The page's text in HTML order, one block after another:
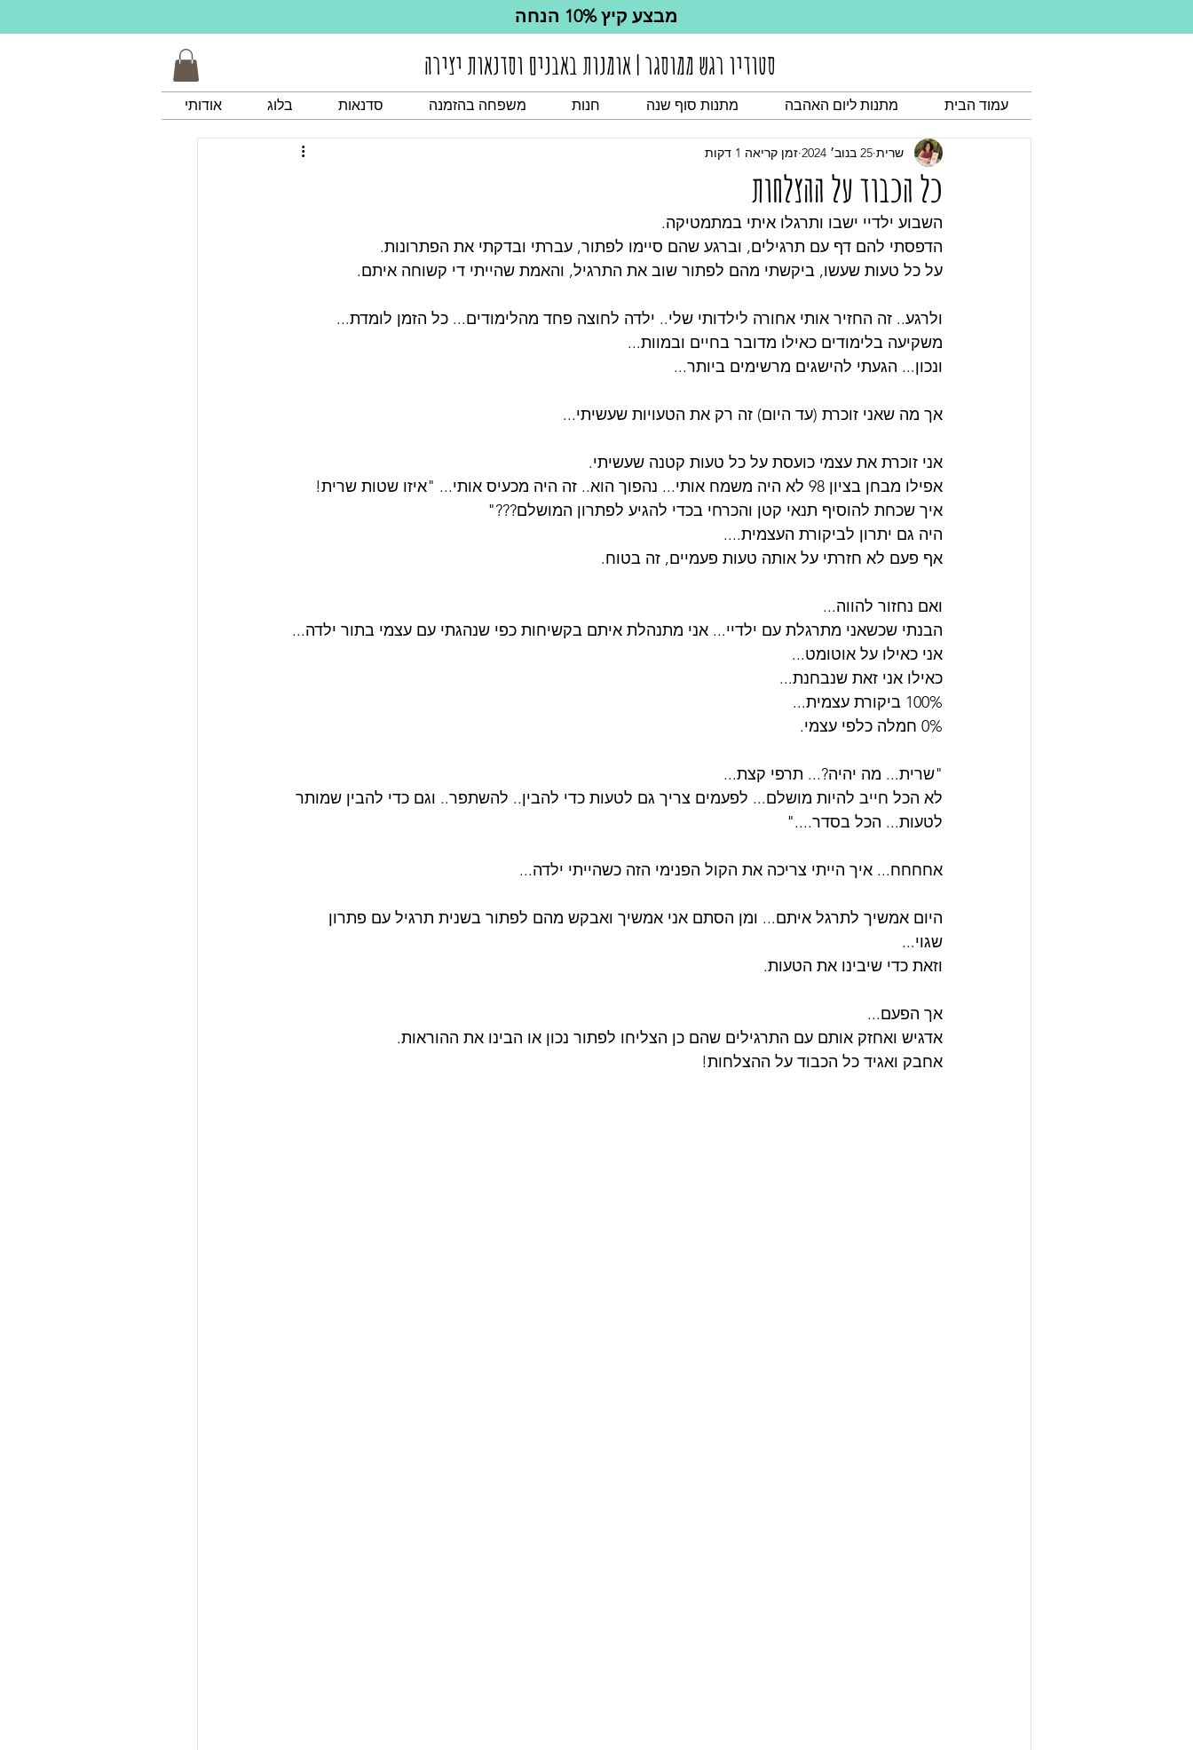
מבצע קיץ 10% הנחה
סטודיו רגש ממוסגר | אומנות באבנים וסדנאות יצירה
עמוד הבית מתנות ליום האהבה מתנות סוף שנה חנות משפחה בהזמנה סדנאות בלוג אודותי
כל הכבוד על ההצלחות
שרית 25 בנוב׳ 2024 זמן קריאה 1 דקות
השבוע ילדיי ישבו ותרגלו איתי במתמטיקה.
הדפסתי להם דף עם תרגילים, וברגע שהם סיימו לפתור, עברתי ובדקתי את הפתרונות.
על כל טעות שעשו, ביקשתי מהם לפתור שוב את התרגיל, והאמת שהייתי די קשוחה איתם.
ולרגע.. זה החזיר אותי אחורה לילדותי שלי.. ילדה לחוצה פחד מהלימודים... כל הזמן לומדת...
משקיעה בלימודים כאילו מדובר בחיים ובמוות...
ונכון... הגעתי להישגים מרשימים ביותר...
אך מה שאני זוכרת (עד היום) זה רק את הטעויות שעשיתי...
אני זוכרת את עצמי כועסת על כל טעות קטנה שעשיתי.
אפילו מבחן בציון 98 לא היה משמח אותי... נהפוך הוא.. זה היה מכעיס אותי... "איזו שטות שרית!
איך שכחת להוסיף תנאי קטן והכרחי בכדי להגיע לפתרון המושלם???"
היה גם יתרון לביקורת העצמית....
אף פעם לא חזרתי על אותה טעות פעמיים, זה בטוח.
ואם נחזור להווה...
הבנתי שכשאני מתרגלת עם ילדיי... אני מתנהלת איתם בקשיחות כפי שנהגתי עם עצמי בתור ילדה...
אני כאילו על אוטומט...
כאילו אני זאת שנבחנת...
100% ביקורת עצמית...
0% חמלה כלפי עצמי.
"שרית... מה יהיה?... תרפי קצת...
לא הכל חייב להיות מושלם... לפעמים צריך גם לטעות כדי להבין.. להשתפר.. וגם כדי להבין שמותר
לטעות... הכל בסדר...."
אחחחח... איך הייתי צריכה את הקול הפנימי הזה כשהייתי ילדה...
היום אמשיך לתרגל איתם... ומן הסתם אני אמשיך ואבקש מהם לפתור בשנית תרגיל עם פתרון
שגוי...
וזאת כדי שיבינו את הטעות.
אך הפעם...
אדגיש ואחזק אותם עם התרגילים שהם כן הצליחו לפתור נכון או הבינו את ההוראות.
אחבק ואגיד כל הכבוד על ההצלחות!